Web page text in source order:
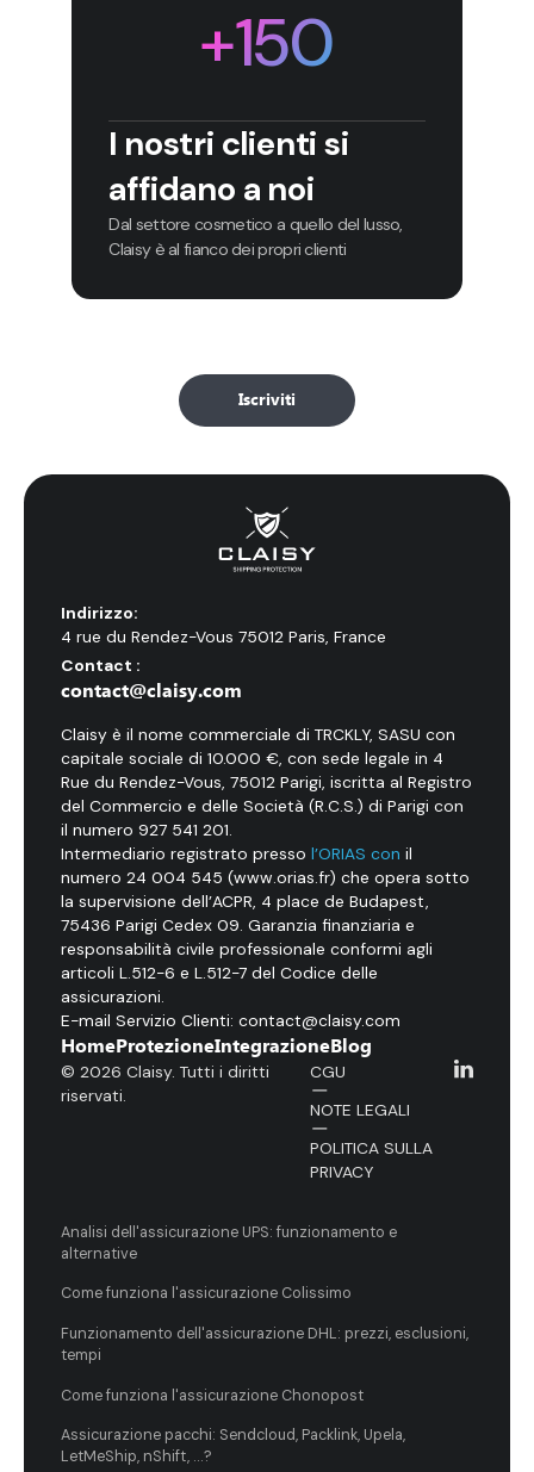
+150
I nostri clienti si
affidano a noi
Dal settore cosmetico a quello del lusso,
Claisy è al fianco dei propri clienti
Iscriviti
Indirizzo:
4 rue du Rendez-Vous 75012 Paris, France
Contact :
contact@claisy.com
Claisy è il nome commerciale di TRCKLY, SASU con
capitale sociale di 10.000 €, con sede legale in 4
Rue du Rendez-Vous, 75012 Parigi, iscritta al Registro
del Commercio e delle Società (R.C.S.) di Parigi con
il numero 927 541 201.
Intermediario registrato pressol’ORIAS conil
numero 24 004 545 (www.orias.fr) che opera sotto
la supervisione dell’ACPR, 4 place de Budapest,
75436 Parigi Cedex 09. Garanzia finanziaria e
responsabilità civile professionale conformi agli
articoli L.512-6 e L.512-7 del Codice delle
assicurazioni.
E-mail Servizio Clienti: contact@claisy.com
HomeProtezioneIntegrazioneBlog
© 2026 Claisy. Tutti i diritti
riservati.
CGU
NOTE LEGALI
POLITICA SULLA
PRIVACY
Analisi dell'assicurazione UPS: funzionamento e
alternative
Come funziona l'assicurazione Colissimo
Funzionamento dell'assicurazione DHL: prezzi, esclusioni,
tempi
Come funziona l'assicurazione Chonopost
Assicurazione pacchi: Sendcloud, Packlink, Upela,
LetMeShip, nShift, ...?